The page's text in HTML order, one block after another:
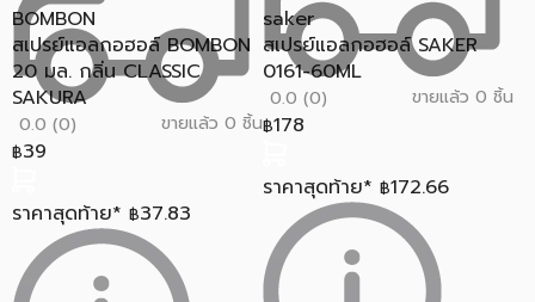
BOMBON
สเปรย์แอลกอฮอล์ BOMBON
20 มล. กลิ่น CLASSIC
SAKURA
0.0 (0) ขายแล้ว 0 ชิ้น
฿39
ราคาสุดท้าย* ฿37.83
saker
สเปรย์แอลกอฮอล์ SAKER
0161-60ML
0.0 (0) ขายแล้ว 0 ชิ้น
฿178
ราคาสุดท้าย* ฿172.66